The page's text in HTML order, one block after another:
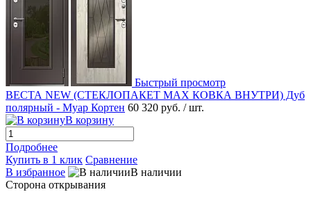
Быстрый просмотр
ВЕСТА NEW (СТЕКЛОПАКЕТ MAX КОВКА ВНУТРИ) Дуб
полярный - Муар Кортен 60 320 руб. / шт.
В корзину
Подробнее
Купить в 1 клик Сравнение
В избранное
В наличии
Сторона открывания